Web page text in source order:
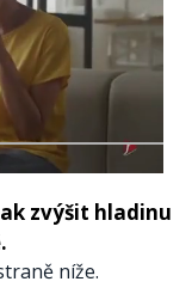
zvýšit hladinu
níže.